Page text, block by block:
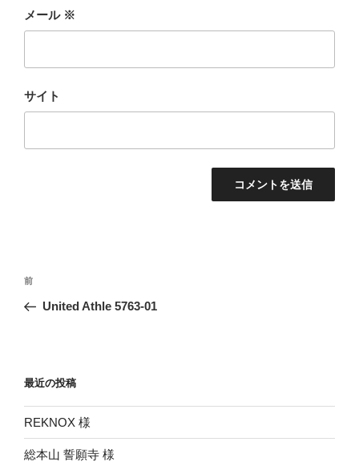
メール ※
サイト
投
ナ
ー
シ
ョ
ン
前
の
前
United Athle 5763-01
最近の投稿
REKNOX 様
総本山 誓願寺 様